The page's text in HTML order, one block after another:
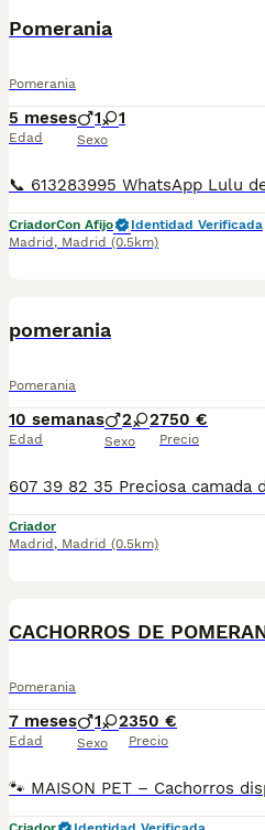
Pomerania
Pomerania
5 meses
Edad
1 1
Sexo
CriadorCon Afijo
Identidad Verificada
Madrid , Madrid (0.5km)
pomerania
Pomerania
10 semanas
Edad
2 2
Sexo
750 €
Precio
Criador
Madrid , Madrid (0.5km)
CACHORROS DE
Pomerania
7 meses
Edad
1 2
Sexo
350 €
Precio